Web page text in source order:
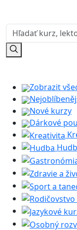
Zobrazit
Nové kurzy
Dárkové